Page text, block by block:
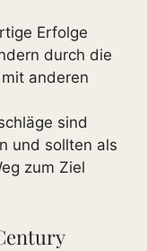
Erfolge
durch die
anderen
sind
und sollten als
zum Ziel